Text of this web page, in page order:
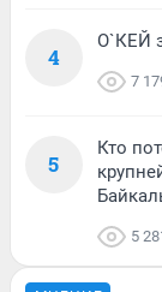
4
О`КЕЙ
7
5
Кто
5